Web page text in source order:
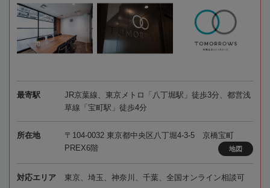
最寄駅
JR京葉線、東京メトロ「八丁堀駅」徒歩3分、都営浅
草線「宝町駅」徒歩4分
所在地
〒104-0032 東京都中央区八丁堀4-3-5 京橋宝町
PREX6階
地図
対応エリア 東京、埼玉、神奈川、千葉、全国オンライン相談可